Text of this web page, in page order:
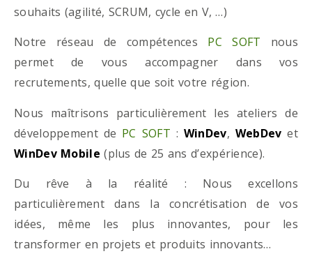
souhaits (agilité, SCRUM, cycle en V, …)
Notre réseau de compétences PC SOFT nous
permet de vous accompagner dans vos
recrutements, quelle que soit votre région.
Nous maîtrisons particulièrement les ateliers de
développement de PC SOFT : WinDev, WebDev et
WinDev Mobile (plus de 25 ans d’expérience).
Du rêve à la réalité : Nous excellons
particulièrement dans la concrétisation de vos
idées, même les plus innovantes, pour les
transformer en projets et produits innovants…